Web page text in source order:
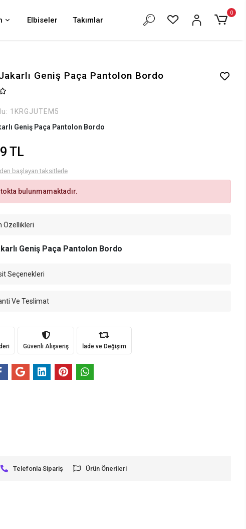
Elbiseler Takımlar
0
Geniş Paça Pantolon Bordo
1KRGJUTEM5
Geniş Paça Pantolon Bordo
TL
başlayan taksitlerle
bulunmamaktadır.
Özellikleri
Geniş Paça Pantolon Bordo
Seçenekleri
Ve Teslimat
Güvenli Alışveriş İade ve Değişim
Telefonla Sipariş Ürün Önerileri